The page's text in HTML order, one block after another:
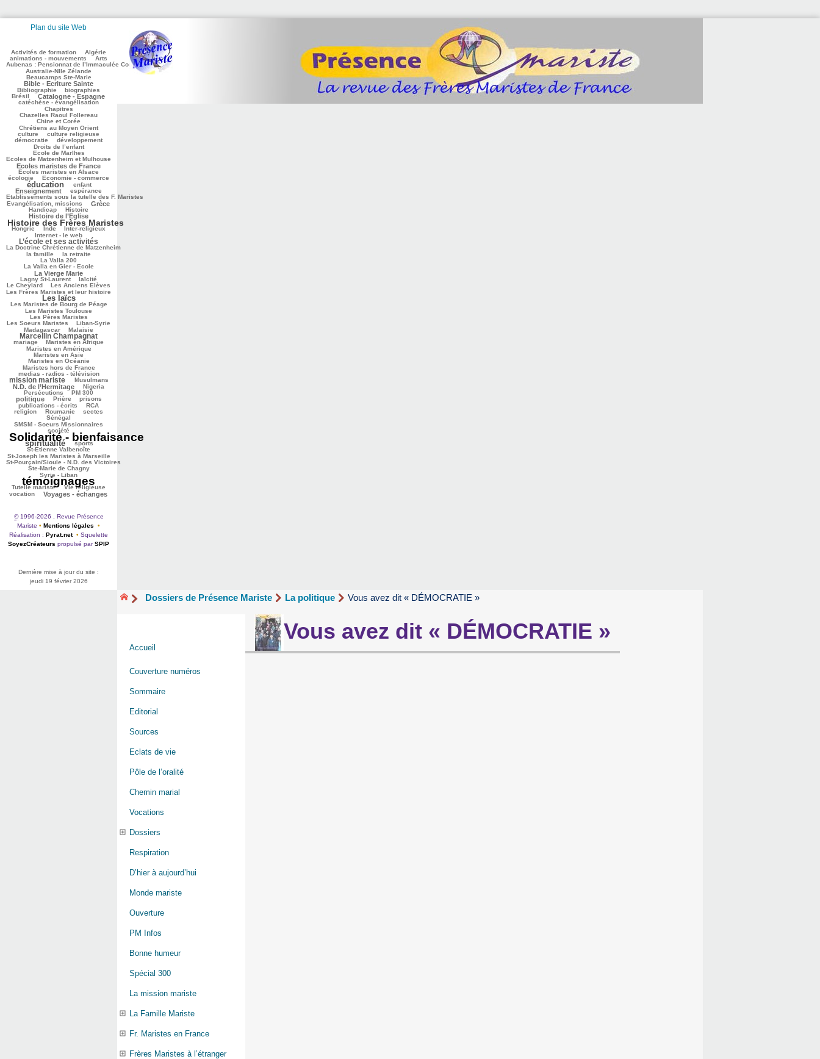
Dossiers de Présence Mariste La politique Vous avez dit « DÉMOCRATIE »
Vous avez dit « DÉMOCRATIE »
Accueil
Couverture numéros
Sommaire
Editorial
Sources
Eclats de vie
Pôle de l’oralité
Chemin marial
Vocations
Dossiers
Respiration
D’hier à aujourd’hui
Monde mariste
Ouverture
PM Infos
Bonne humeur
Spécial 300
La mission mariste
La Famille Mariste
Fr. Maristes en France
Frères Maristes à l’étranger
Plan du site Web
105/3119
Activités de formation
75/3119 Algérie
166/3119
animations - mouvements
284/3119 Arts
86/3119
Aubenas : Pensionnat de l’Immaculée Conception
49/3119Australie-Nlle Zélande
87/3119
Beaucamps Ste-Marie
703/3119
Bible - Ecriture Sainte
41/3119
Bibliographie
634/3119 biographies
120/3119
Brésil
843/3119 Catalogne - Espagne
557/3119
catéchèse - évangélisation
210/3119
Chapitres
Chazelles Raoul Follereau
110/3119
Chine et Corée
Chrétiens au Moyen Orient
429/3119
culture
42/3119 culture religieuse
117/3119
démocratie
100/3119 développement
186/3119
Droits de l’enfant
Ecole de Marlhes
Ecoles de Matzenheim et Mulhouse
1001/3119
Ecoles maristes de France
282/3119
Ecoles maristes en Alsace
542/3119
écologie
117/3119 Economie - commerce
1614/3119
éducation
117/3119 enfant
820/3119
Enseignement
221/3119 espérance
66/3119
Etablissements sous la tutelle des F. Maristes
226/3119
Evangélisation, missions
807/3119 Grèce
65/3119
Handicap
276/3119 Histoire
901/3119
Histoire de l’Eglise
1941/3119
Histoire des Frères Maristes
158/3119
Hongrie
33/3119 Inde
150/3119 Inter-religieux
158/3119
Internet - le web
L’école et ses activités
56/3119
La Doctrine Chrétienne de Matzenheim
320/3119la famille
93/3119 la retraite
60/3119
La Valla 200
La Valla en Gier - Ecole
749/3119
La Vierge Marie
Lagny St-Laurent
372/3119 laïcité
284/3119
Le Cheylard
69/3119 Les Anciens Elèves
153/3119
Les Frères Maristes et leur histoire
Les laïcs
Les Maristes de Bourg de Péage
224/3119
Les Maristes Toulouse
581/3119
Les Pères Maristes
454/3119
Les Soeurs Maristes
113/3119 Liban-Syrie
220/3119
Madagascar
29/3119 Malaisie
1121/3119
Marcellin Champagnat
47/3119
mariage
501/3119 Maristes en Afrique
515/3119
Maristes en Amérique
320/3119
Maristes en Asie
Maristes en Océanie
445/3119
Maristes hors de France
280/3119
medias - radios - télévision
1179/3119
mission mariste
73/3119 Musulmans
912/3119
N.D. de l’Hermitage
64/3119 Nigeria
175/3119
Persécutions
168/3119 PM 300
725/3119
politique
248/3119 Prière
136/3119 prisons
306/3119
publications - écrits
137/3119 RCA
240/3119
religion
44/3119 Roumanie
52/3119 sectes
58/3119
Sénégal
SMSM - Soeurs Missionnaires
315/3119
société
Solidarité - bienfaisance
1625/3119spiritualité
365/3119 sports
220/3119
St-Etienne Valbenoîte
St-Joseph les Maristes à Marseille
119/3119
St-Pourçain/Sioule - N.D. des Victoires
Ste-Marie de Chagny
Syrie - Liban
témoignages
170/3119
Tutelle mariste
187/3119 Vie religieuse
646/3119
vocation
686/3119 Voyages - échanges
©1996-2026 , Revue Présence
Mariste • Mentions légales
•
Réalisation : Pyrat.net • Squelette
SoyezCréateurs propulsé parSPIP
Dernière mise à jour du site :
jeudi 19 février 2026